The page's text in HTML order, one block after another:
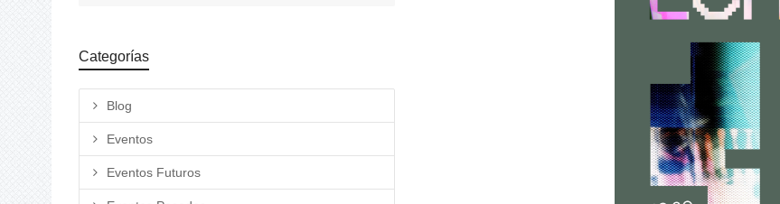
Categorías
Blog
Eventos
Eventos Futuros